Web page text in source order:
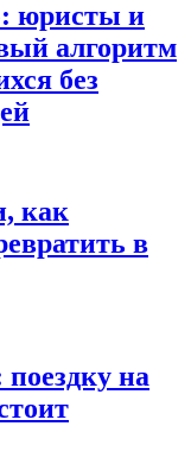
юристы и
алгоритм
без
как
в
на